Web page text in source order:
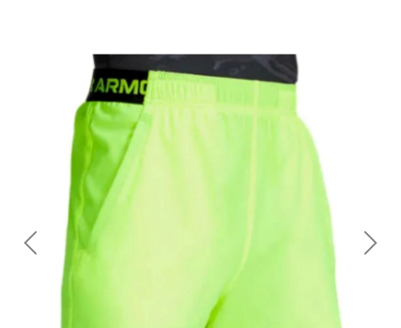
Previous